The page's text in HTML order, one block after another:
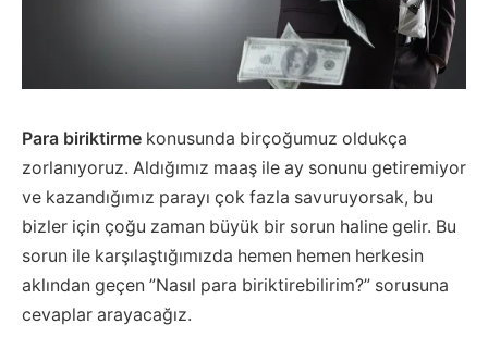
Para biriktirme konusunda birçoğumuz oldukça
zorlanıyoruz. Aldığımız maaş ile ay sonunu getiremiyor
ve kazandığımız parayı çok fazla savuruyorsak, bu
bizler için çoğu zaman büyük bir sorun haline gelir. Bu
sorun ile karşılaştığımızda hemen hemen herkesin
aklından geçen ”Nasıl para biriktirebilirim?” sorusuna
cevaplar arayacağız.